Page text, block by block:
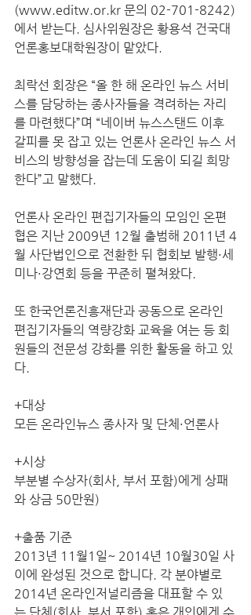
(www.editw.or.kr 문의 02-701-8242)
에서 받는다. 심사위원장은 황용석 건국대
언론홍보대학원장이 맡았다.
최락선 회장은 “올 한 해 온라인 뉴스 서비
스를 담당하는 종사자들을 격려하는 자리
를 마련했다”며 “네이버 뉴스스탠드 이후
갈피를 못 잡고 있는 언론사 온라인 뉴스 서
비스의 방향성을 잡는데 도움이 되길 희망
한다”고 말했다.
언론사 온라인 편집기자들의 모임인 온편
협은 지난 2009년 12월 출범해 2011년 4
월 사단법인으로 전환한 뒤 협회보 발행·세
미나·강연회 등을 꾸준히 펼쳐왔다.
또 한국언론진흥재단과 공동으로 온라인
편집기자들의 역량강화 교육을 여는 등 회
원들의 전문성 강화를 위한 활동을 하고 있
다.
+대상
모든 온라인뉴스 종사자 및 단체·언론사
+시상
부분별 수상자(회사, 부서 포함)에게 상패
와 상금 50만원)
+출품 기준
2013년 11월1일~ 2014년 10월30일 사
이에 완성된 것으로 합니다. 각 분야별로
2014년 온라인저널리즘을 대표할 수 있